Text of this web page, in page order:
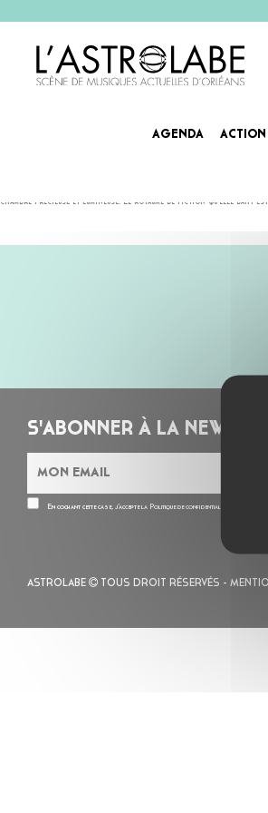
AGENDA ACTION
chambre précieuse et lumineuse. Le royaume de fiction qu’elle
S'ABONNER À LA
En cochant cette case, j’accepte la Politique de confidentialité
ASTROLABE TOUS DROIT RÉSERVÉS -